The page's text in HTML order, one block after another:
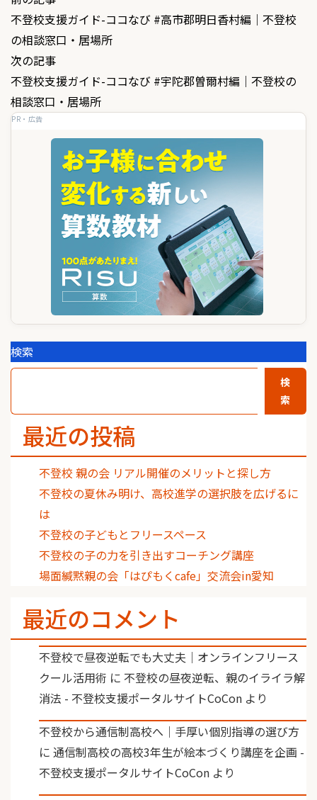
稿
ナ
ビ
ゲ
不登校支援ガイド-ココなび #高市郡明日香村編｜不登校
の相談窓口・居場所
次の記事
不登校支援ガイド-ココなび #宇陀郡曽爾村編｜不登校の
相談窓口・居場所
PR・広告
検索
検
索
最近の投稿
不登校 親の会 リアル開催のメリットと探し方
不登校の夏休み明け、高校進学の選択肢を広げるに
は
不登校の子どもとフリースペース
不登校の子の力を引き出すコーチング講座
場面緘黙親の会「はぴもくcafe」交流会in愛知
最近のコメント
不登校で昼夜逆転でも大丈夫｜オンラインフリース
クール活用術 に 不登校の昼夜逆転、親のイライラ解
消法 - 不登校支援ポータルサイトCoCon より
不登校から通信制高校へ｜手厚い個別指導の選び方
に 通信制高校の高校3年生が絵本づくり講座を企画 -
不登校支援ポータルサイトCoCon より